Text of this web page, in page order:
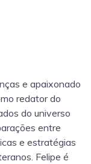
e apaixonado
redator do
do universo
entre
e estratégias
Felipe é